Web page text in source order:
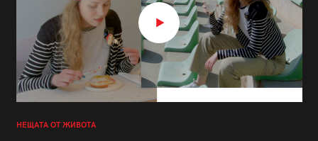
НЕЩАТА ОТ ЖИВОТА